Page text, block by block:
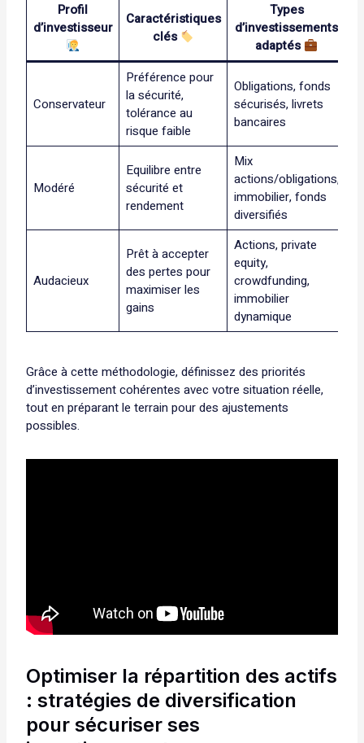
Profil
d’investisseur
Caractéristiques
clés
Types
d’investissements
adaptés
Conservateur
Préférence pour
la sécurité,
tolérance au
risque faible
Obligations, fonds
sécurisés, livrets
bancaires
Modéré
Equilibre entre
sécurité et
rendement
Mix
actions/obligations,
immobilier, fonds
diversifiés
Audacieux
Prêt à accepter
des pertes pour
maximiser les
gains
Actions, private
equity,
crowdfunding,
immobilier
dynamique
Grâce à cette méthodologie, définissez des priorités
d’investissement cohérentes avec votre situation réelle,
tout en préparant le terrain pour des ajustements
possibles.
Optimiser la répartition des actifs
: stratégies de diversification
pour sécuriser ses